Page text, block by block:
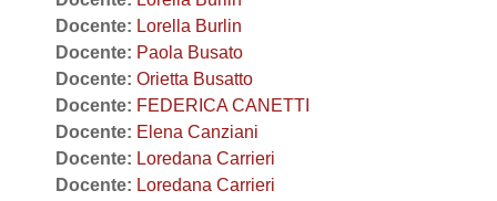
Docente: Lorella Burlin
Docente: Paola Busato
Docente: Orietta Busatto
Docente: FEDERICA CANETTI
Docente: Elena Canziani
Docente: Loredana Carrieri
Docente: Loredana Carrieri